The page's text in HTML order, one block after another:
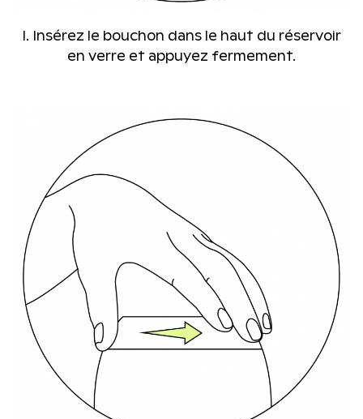
I. Insérez le bouchon dans le haut du réservoir
en verre et appuyez fermement.